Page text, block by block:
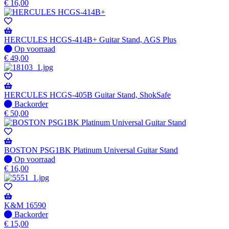
beschikbaar
op
voorraad
-
Wordt
verzonden
wanneer
beschikbaar
€ 16,00
HERCULES HCGS-414B+ Guitar Stand, AGS Plus
Op
voorraad
Op voorraad
€ 49,00
HERCULES HCGS-405B Guitar Stand, ShokSafe
Niet
op
voorraad
-
Wordt
verzonden
wanneer
beschikbaar
Backorder
€ 50,00
BOSTON PSG1BK Platinum Universal Guitar Stand
Op
voorraad
Op voorraad
€ 16,00
K&M 16590
Niet
op
Backorder
€ 15,00